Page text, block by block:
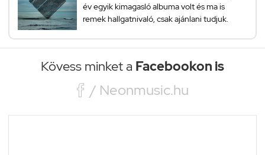
év egyik kimagasló albuma volt és ma is
remek hallgatnivaló, csak ajánlani tudjuk.
Kövess minket a Facebookon is
 / Neonmusic.hu